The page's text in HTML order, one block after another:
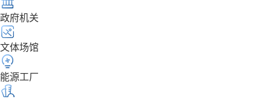
政府机关
文体场馆
能源工厂